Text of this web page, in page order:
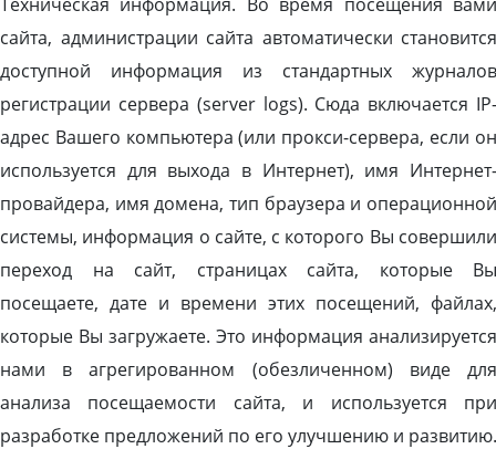
сайта, администрации сайта автоматически становится
доступной информация из стандартных журналов
регистрации сервера (server logs). Сюда включается IP-
адрес Вашего компьютера (или прокси-сервера, если он
используется для выхода в Интернет), имя Интернет-
провайдера, имя домена, тип браузера и операционной
системы, информация о сайте, с которого Вы совершили
переход на сайт, страницах сайта, которые Вы
посещаете, дате и времени этих посещений, файлах,
которые Вы загружаете. Это информация анализируется
нами в агрегированном (обезличенном) виде для
анализа посещаемости сайта, и используется при
разработке предложений по его улучшению и развитию.